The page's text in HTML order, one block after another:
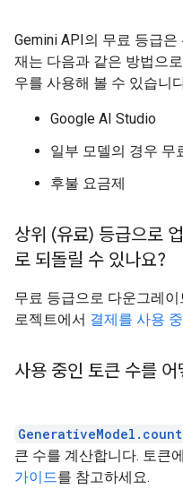
Gemini API의 무료 등급
재는 다음과 같은 방법으
우를 사용해 볼 수 있습니
Google AI Studio
일부 모델의 경우 무
후불 요금제
상위 (유료) 등급으로
로 되돌릴 수 있나요?
무료 등급으로 다운그레
로젝트에서 결제를 사용
사용 중인 토큰 수를
큰 수를 계산합니다. 토큰
가이드를 참고하세요.